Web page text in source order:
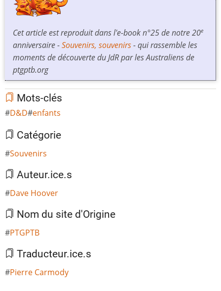
Cet article est reproduit dans l'e-book n°25 de notre 20e
anniversaire -Souvenirs, souvenirs- qui rassemble les
moments de découverte du JdR par les Australiens de
ptgptb.org
Mots-clés
D&D enfants
Catégorie
Souvenirs
Auteur.ice.s
Dave Hoover
Nom du site d'Origine
PTGPTB
Traducteur.ice.s
Pierre Carmody